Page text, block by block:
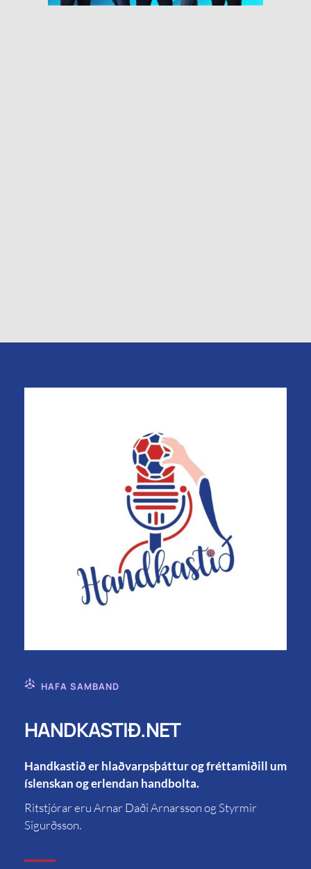
HAFA SAMBAND
HANDKASTIÐ.NET
Handkastið er hlaðvarpsþáttur og fréttamiðill um
íslenskan og erlendan handbolta.
Ritstjórar eru Arnar Daði Arnarsson og Styrmir
Sigurðsson.